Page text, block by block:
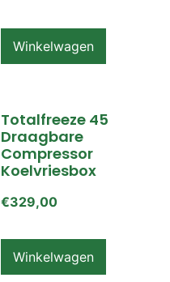
Winkelwagen
Totalfreeze 45
Draagbare
Compressor
Koelvriesbox
€329,00
Winkelwagen